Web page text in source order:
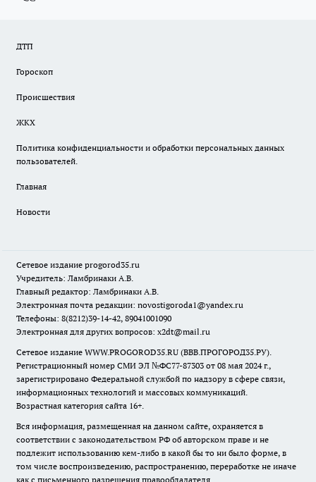
ДТП
Гороскоп
Происшествия
ЖКХ
Политика конфиденциальности и обработки персональных данных
пользователей.
Главная
Новости
Сетевое издание progorod35.ru
Учредитель: Ламбринаки А.В.
Главный редактор: Ламбринаки А.В.
Электронная почта редакции: novostigoroda1@yandex.ru
Телефоны: 8(8212)39-14-42, 89041001090
Электронная для других вопросов: x2dt@mail.ru
Сетевое издание WWW.PROGOROD35.RU (ВВВ.ПРОГОРОД35.РУ).
Регистрационный номер СМИ ЭЛ №ФС77-87303 от 08 мая 2024 г.,
зарегистрировано Федеральной службой по надзору в сфере связи,
информационных технологий и массовых коммуникаций.
Возрастная категория сайта 16+.
Вся информация, размещенная на данном сайте, охраняется в
соответствии с законодательством РФ об авторском праве и не
подлежит использованию кем-либо в какой бы то ни было форме, в
том числе воспроизведению, распространению, переработке не иначе
как с письменного разрешения правообладателя.